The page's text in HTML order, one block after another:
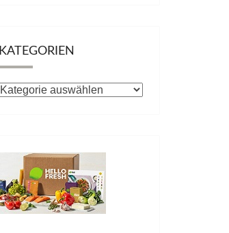
KATEGORIEN
Kategorien